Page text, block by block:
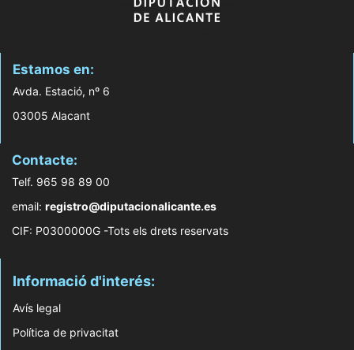
Estamos en:
Avda. Estació, nº 6
03005 Alacant
Contacte:
Telf. 965 98 89 00
email: registro@diputacionalicante.es
CIF: P0300000G -Tots els drets reservats
Informació d'interés:
Avís legal
Política de privacitat